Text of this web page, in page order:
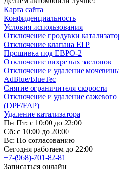
Карта сайта
Конфиденциальность
Условия использования
Отключение продувки
Отключение клапана ЕГР
Прошивка под ЕВРО-2
Отключение вихревых заслонок
Отключение и удаление
AdBlue/BlueTec
Снятие ограничителя скорости
Отключение и удаление сажевого
(DPF/FAP)
Удаление катализатора
Пн-Пт: с 10:00 до 22:00
Сб: с 10:00 до 20:00
Вс: По согласованию
Сегодня работаем до 22:00
+7-(968)-701-82-81
Записаться онлайн